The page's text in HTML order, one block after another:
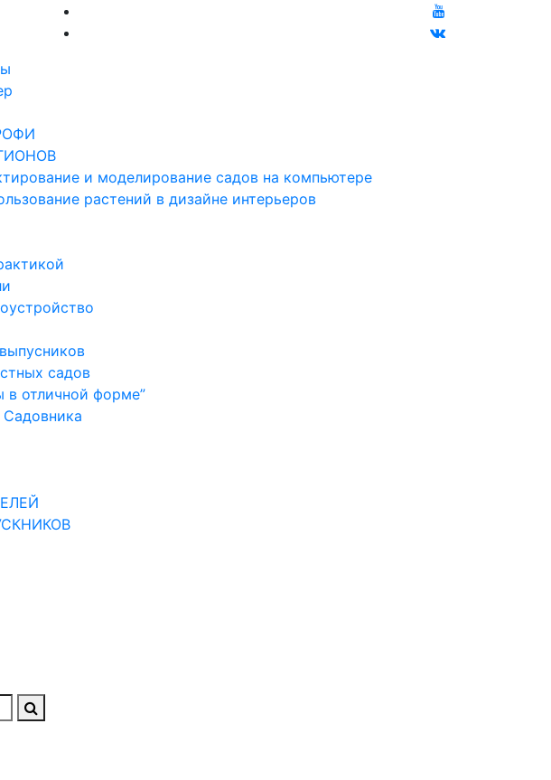
и моделирование садов на компьютере
растений в дизайне интерьеров
садов
в отличной форме”